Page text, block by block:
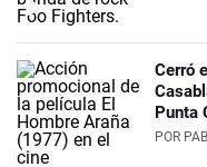
Cerró
Punta
POR